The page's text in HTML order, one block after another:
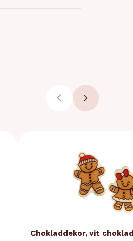
Chokladdekor, vit